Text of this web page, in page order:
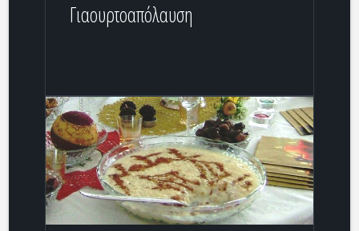
Γιαουρτοαπόλαυση